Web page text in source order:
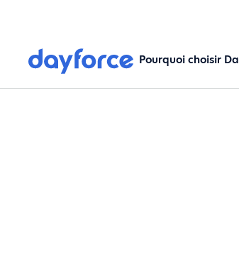
Pourquoi choisir